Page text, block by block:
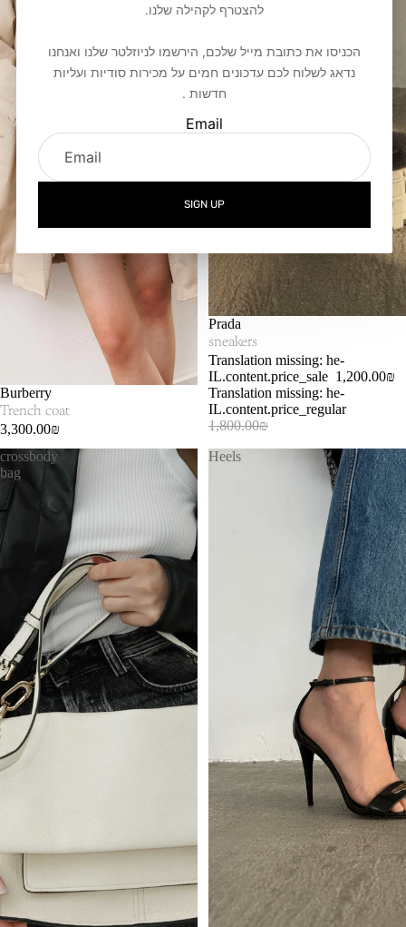
להצטרף לקהילה שלנו.
הכניסו את כתובת מייל שלכם, הירשמו לניוזלטר שלנו ואנחנו
נדאג לשלוח לכם עדכונים חמים על מכירות סודיות ועליות
חדשות .
Email
SIGN UP
SOLD OUT
Burberry
Trench coat
3,300.00₪
SOLD OUT
Prada
sneakers
Translation missing: he-
IL.content.price_sale 1,200.00₪
Translation missing: he-
IL.content.price_regular
1,800.00₪
crossbody
bag
Heels